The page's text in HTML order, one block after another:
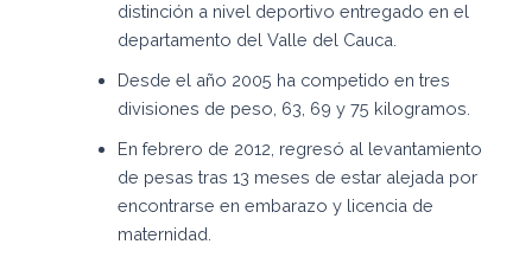
distinción a nivel deportivo entregado en el
departamento del Valle del Cauca.
Desde el año 2005 ha competido en tres
divisiones de peso, 63, 69 y 75 kilogramos.
En febrero de 2012, regresó al levantamiento
de pesas tras 13 meses de estar alejada por
encontrarse en embarazo y licencia de
maternidad.